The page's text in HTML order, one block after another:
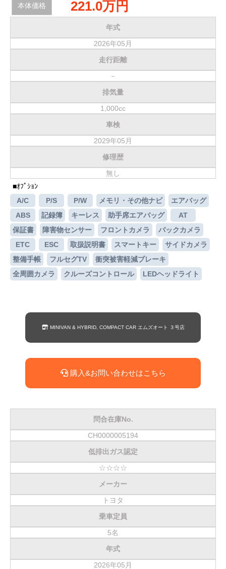
スタッフブログ
お問い合わせ
メールフォーム
電話はこちら
本体価格 221.0万円
年式
2026年05月
走行距離
－
排気量
1,000cc
車検
2029年05月
修理歴
無し
■ｵﾌﾟｼｮﾝ
A/C
P/S P/W メモリ・その他ナビ
エアバッグ
ABS
記録簿 キーレス 助手席エアバッグ
AT
保証書
障害物センサー フロントカメラ
バックカメラ
ETC
ESC 取扱説明書 スマートキー
サイドカメラ
整備手帳
フルセグTV
衝突被害軽減ブレーキ
全周囲カメラ
クルーズコントロール LEDヘッドライト
MINIVAN & HYBRID, COMPACT CAR エムズオート ３号店
購入&お問い合わせはこちら
問合在庫No.
CH0000005194
低排出ガス認定
☆☆☆☆
メーカー
トヨタ
乗車定員
5名
年式
2026年05月